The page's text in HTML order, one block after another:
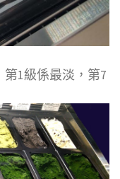
1級係最淡，第7